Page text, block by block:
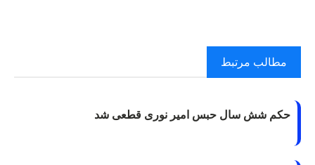
مطالب مرتبط
حکم شش سال حبس امیر نوری قطعی شد